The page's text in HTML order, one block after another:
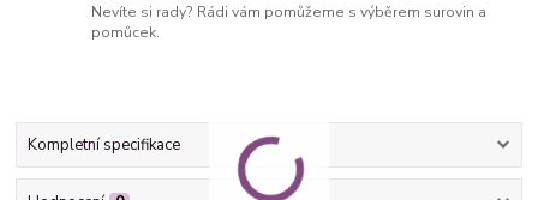
Nevíte si rady? Rádi vám pomůžeme s výběrem surovin a
pomůcek.
Kompletní specifikace